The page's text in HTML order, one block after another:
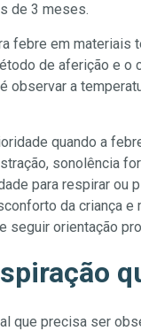
de 3 meses.
febre em materiais
de aferição e o
observar a
quando a
sonolência
para respirar ou
da criança
seguir orientação
que precisa ser